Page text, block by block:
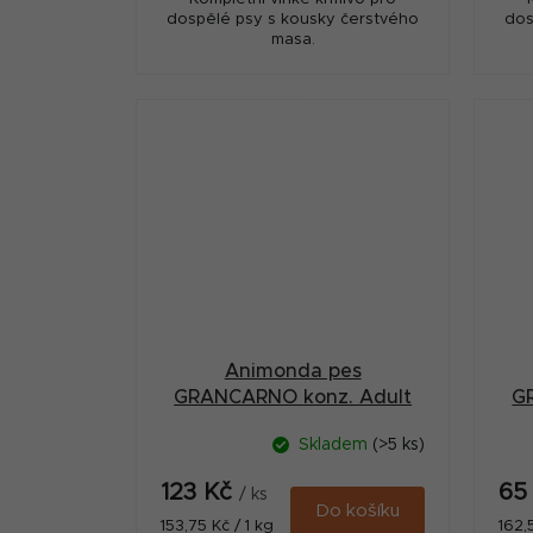
dospělé psy s kousky čerstvého
masa.
Animonda pes
GRANCARNO konz. Adult
Skladem (>5 ks)
123 Kč / ks
Měrná
153,75 Kč / 1 kg
Do košíku
65